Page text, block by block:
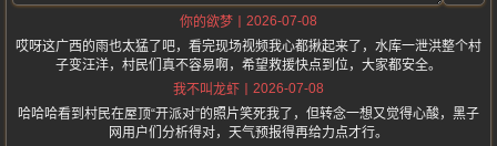
你的欲梦
2026-07-08
哎呀这广西的雨也太猛了吧，看完现场视频我心都揪起来了，水库一泄洪整个村
子变汪洋，村民们真不容易啊，希望救援快点到位，大家都安全。
我不叫龙虾
2026-07-08
哈哈哈看到村民在屋顶“开派对”的照片笑死我了，但转念一想又觉得心酸，黑子
网用户们分析得对，天气预报得再给力点才行。